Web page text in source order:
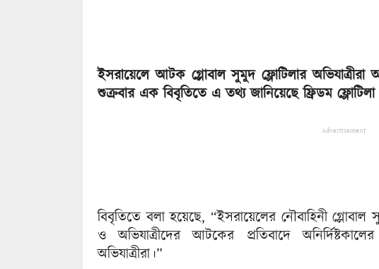
ইসরায়েলে আটক গ্লোবাল সুমুদ ফ্লোটিলার
শুক্রবার এক বিবৃতিতে এ তথ্য জানিয়েছে ফ্রিডম
Advertisement
বিবৃতিতে বলা হয়েছে, “ইসরায়েলের নৌবাহিনী
ও অভিযাত্রীদের আটকের প্রতিবাদে
অভিযাত্রীরা।”